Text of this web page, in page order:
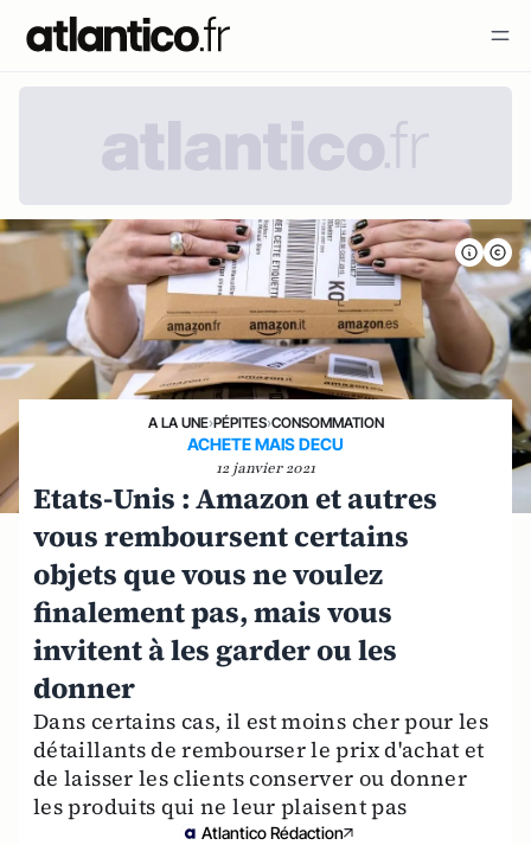
A LA UNE›PÉPITES›CONSOMMATION
ACHETE MAIS DECU
12 janvier 2021
Etats-Unis : Amazon et autres
vous remboursent certains
objets que vous ne voulez
finalement pas, mais vous
invitent à les garder ou les
donner
Dans certains cas, il est moins cher pour les
détaillants de rembourser le prix d'achat et
de laisser les clients conserver ou donner
les produits qui ne leur plaisent pas
Atlantico Rédaction